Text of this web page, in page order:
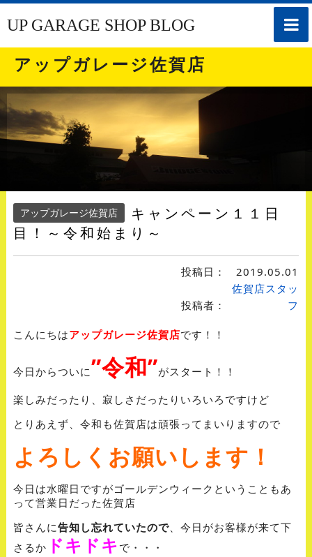
toggle
UP GARAGE SHOP BLOG
アップガレージ佐賀店
アップガレージ佐賀店
キャンペーン１１日
目！～令和始まり～
投稿日： 2019.05.01
投稿者：
佐賀店スタッ
フ
こんにちはアップガレージ佐賀店です！！
今日からついに”令和”がスタート！！
楽しみだったり、寂しさだったりいろいろですけど
とりあえず、令和も佐賀店は頑張ってまいりますので
よろしくお願いします！
今日は水曜日ですがゴールデンウィークということもあ
って営業日だった佐賀店
皆さんに告知し忘れていたので、今日がお客様が来て下
さるか ドキドキ で・・・